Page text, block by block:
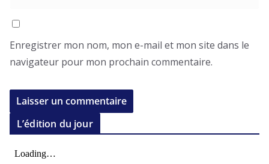
Enregistrer mon nom, mon e-mail et mon site dans le
navigateur pour mon prochain commentaire.
L’édition du jour